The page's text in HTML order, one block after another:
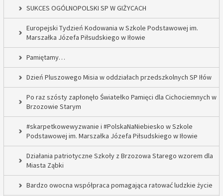
SUKCES OGÓLNOPOLSKI SP W GIŻYCACH
Europejski Tydzień Kodowania w Szkole Podstawowej im.
Marszałka Józefa Piłsudskiego w Iłowie
Pamiętamy…
Dzień Pluszowego Misia w oddziałach przedszkolnych SP Iłów
Po raz szósty zapłonęło Światełko Pamięci dla Cichociemnych w
Brzozowie Starym
#skarpetkowewyzwanie i #PolskaNaNiebiesko w Szkole
Podstawowej im. Marszałka Józefa Piłsudskiego w Iłowie
Działania patriotyczne Szkoły z Brzozowa Starego wzorem dla
Miasta Ząbki
Bardzo owocna współpraca pomagająca ratować ludzkie życie